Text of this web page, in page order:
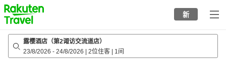
to
top
page
新
露樱酒店（第2诹访交流道店）
23/8/2026 - 24/8/2026 2位住客 1间